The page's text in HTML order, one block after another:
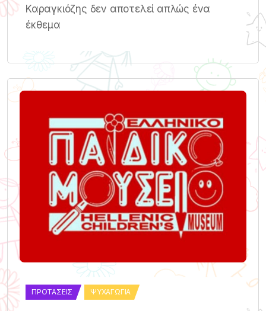
Καραγκιόζης δεν αποτελεί απλώς ένα
έκθεμα
ΠΡΟΤΆΣΕΙΣ ΨΥΧΑΓΩΓΊΑ